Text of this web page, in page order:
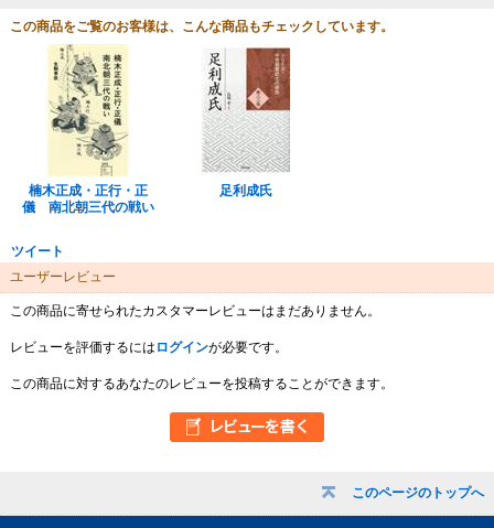
このページのトップへ
この商品をご覧のお客様は、こんな商品もチェックしています。
楠木正成・正行・正
儀 南北朝三代の戦い
足利成氏
ツイート
ユーザーレビュー
この商品に寄せられたカスタマーレビューはまだありません。
レビューを評価するには ログインが必要です。
この商品に対するあなたのレビューを投稿することができます。